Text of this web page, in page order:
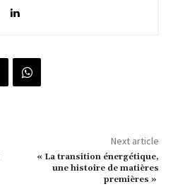
Next article
« La transition énergétique,
une histoire de matières
premières »